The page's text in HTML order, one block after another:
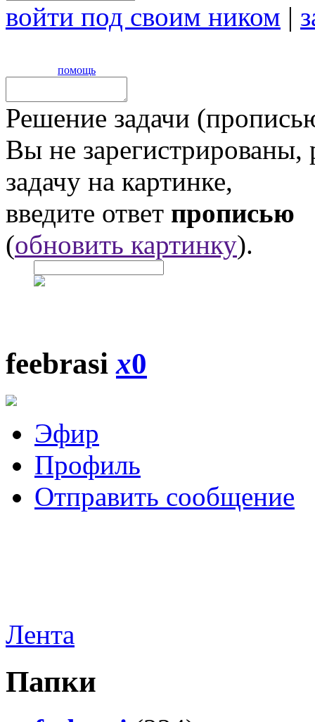
войти под своим ником |
помощь
Решение задачи
Вы не
задачу на картинке,
введите ответ прописью
(обновить картинку).
feebrasix0
Эфир
Профиль
Отправить сообщение
Лента
Папки